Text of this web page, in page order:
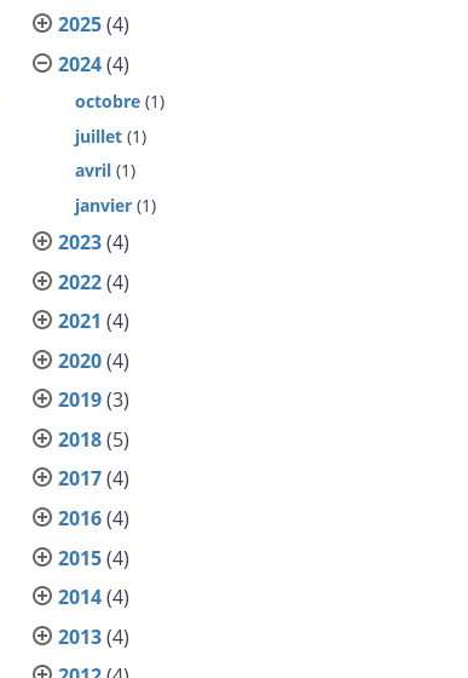
2025(4)
2024(4)
octobre (1)
juillet (1)
avril (1)
janvier (1)
2023(4)
2022(4)
2021 (4)
2020(4)
2019(3)
2018(5)
2017(4)
2016(4)
2015(4)
2014(4)
2013(4)